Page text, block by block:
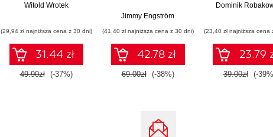
Witold Wrotek
(29,94 zł najniższa cena z 30 dni)
31.44 zł
49.90zł (-37%)
aplikacje internetowe
Wydanie II
Jimmy Engström
(41,40 zł najniższa cena z 30 dni)
42.78 zł
69.00zł (-38%)
Dominik
(23,40 zł najniższa cena
23.79
39.00zł (-